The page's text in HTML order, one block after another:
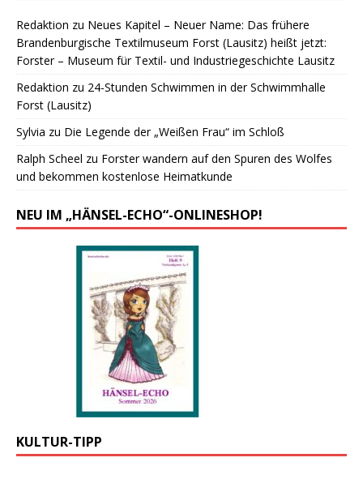
Redaktion zu Neues Kapitel – Neuer Name: Das frühere
Brandenburgische Textilmuseum Forst (Lausitz) heißt jetzt:
Forster – Museum für Textil- und Industriegeschichte Lausitz
Redaktion zu 24-Stunden Schwimmen in der Schwimmhalle
Forst (Lausitz)
Sylvia zu Die Legende der „Weißen Frau“ im Schloß
Ralph Scheel zu Forster wandern auf den Spuren des Wolfes
und bekommen kostenlose Heimatkunde
NEU IM „HÄNSEL-ECHO“-ONLINESHOP!
KULTUR-TIPP